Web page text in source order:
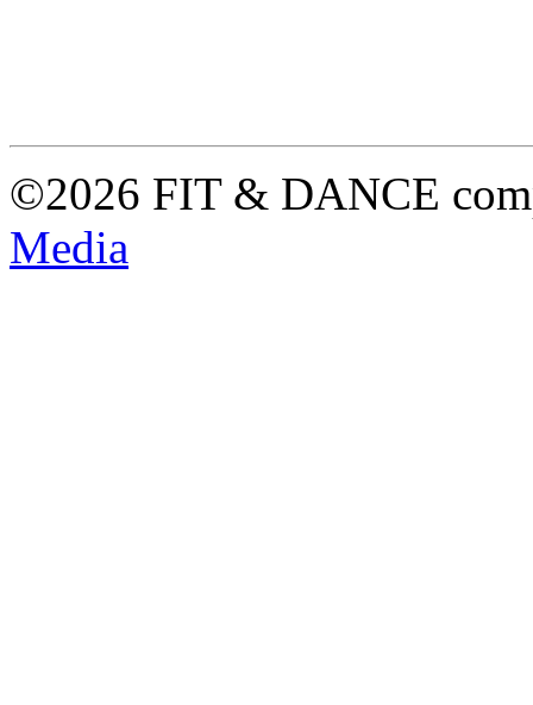
©2026 FIT & DANCE
Media